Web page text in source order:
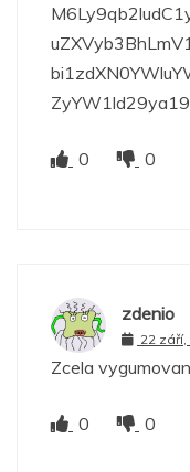
0 0
zdenio
22 září,
Zcela
0 0